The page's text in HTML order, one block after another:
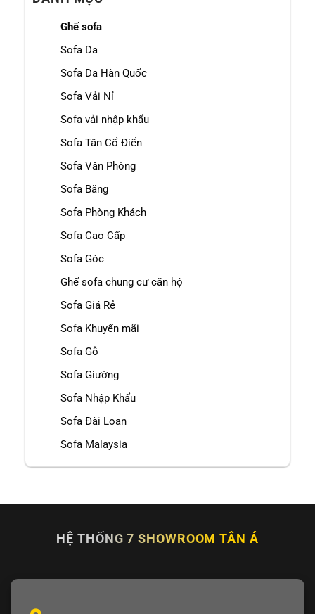
Ghế sofa
Sofa Da
Sofa Da Hàn Quốc
Sofa Vải Nỉ
Sofa vải nhập khẩu
Sofa Tân Cổ Điển
Sofa Văn Phòng
Sofa Băng
Sofa Phòng Khách
Sofa Cao Cấp
Sofa Góc
Ghế sofa chung cư căn hộ
Sofa Giá Rẻ
Sofa Khuyến mãi
Sofa Gỗ
Sofa Giường
Sofa Nhập Khẩu
Sofa Đài Loan
Sofa Malaysia
HỆ THỐNG 7 SHOWROOM TÂN Á